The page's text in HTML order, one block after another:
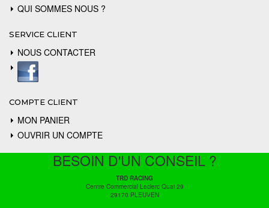
QUI SOMMES NOUS ?
SERVICE CLIENT
NOUS CONTACTER
COMPTE CLIENT
MON PANIER
OUVRIR UN COMPTE
BESOIN D'UN CONSEIL ?
TRD RACING
Centre Commercial Leclerc Quai 29
29170 PLEUVEN